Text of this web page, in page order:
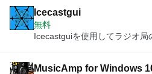
Icecastgui
無料
Icecastguiを使用してラジオ局
MusicAmp for Windows